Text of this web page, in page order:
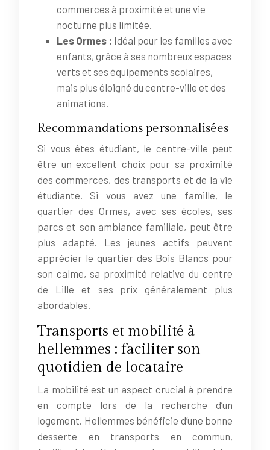
commerces à proximité et une vie
nocturne plus limitée.
Les Ormes : Idéal pour les familles avec
enfants, grâce à ses nombreux espaces
verts et ses équipements scolaires,
mais plus éloigné du centre-ville et des
animations.
Recommandations personnalisées
Si vous êtes étudiant, le centre-ville peut
être un excellent choix pour sa proximité
des commerces, des transports et de la vie
étudiante. Si vous avez une famille, le
quartier des Ormes, avec ses écoles, ses
parcs et son ambiance familiale, peut être
plus adapté. Les jeunes actifs peuvent
apprécier le quartier des Bois Blancs pour
son calme, sa proximité relative du centre
de Lille et ses prix généralement plus
abordables.
Transports et mobilité à
hellemmes : faciliter son
quotidien de locataire
La mobilité est un aspect crucial à prendre
en compte lors de la recherche d’un
logement. Hellemmes bénéficie d’une bonne
desserte en transports en commun,